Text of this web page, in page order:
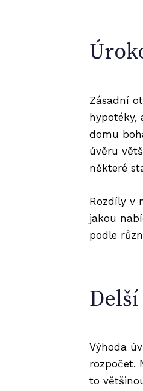
Zásadní
domu
úvěru
některé
Rozdíly v
jakou
podle
Výhoda
rozpočet.
to